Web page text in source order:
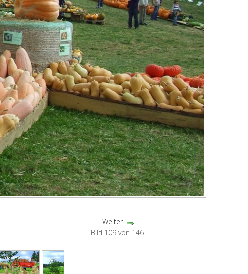
Weiter
Bild 109 von 146